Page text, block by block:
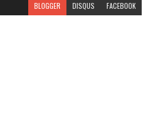
BLOGGER DISQUS FACEBOOK